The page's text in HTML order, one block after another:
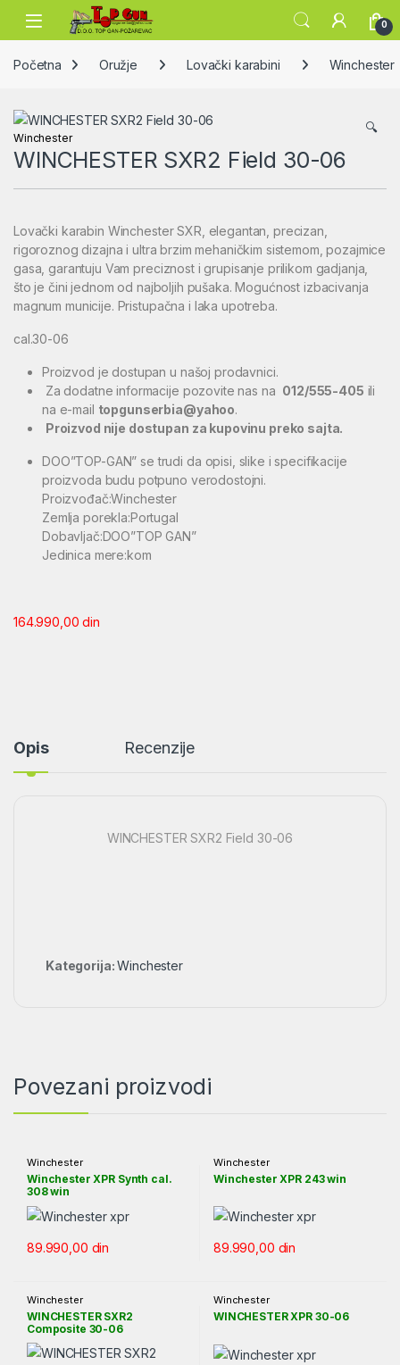
Skip to navigation
Skip to content
Open 0
Početna Oružje Lovački karabini Winchester
🔍
Winchester
WINCHESTER SXR2 Field 30-06
Lovački karabin Winchester SXR, elegantan, precizan,
rigoroznog dizajna i ultra brzim mehaničkim sistemom, pozajmice
gasa, garantuju Vam preciznost i grupisanje prilikom gadjanja,
što je čini jednom od najboljih pušaka. Mogućnost izbacivanja
magnum municije. Pristupačna i laka upotreba.
cal.30-06
Proizvod je dostupan u našoj prodavnici.
Za dodatne informacije pozovite nas na 012/555-405 ili
na e-mail topgunserbia@yahoo.
Proizvod nije dostupan za kupovinu preko sajta.
DOO”TOP-GAN” se trudi da opisi, slike i specifikacije
proizvoda budu potpuno verodostojni.
Proizvođač:Winchester
Zemlja porekla:Portugal
Dobavljač:DOO”TOP GAN”
Jedinica mere:kom
164.990,00din
Opis Recenzije
WINCHESTER SXR2 Field 30-06
Kategorija:Winchester
Povezani proizvodi
Winchester
Winchester XPR Synth cal.
308 win
89.990,00 din
Winchester
Winchester XPR 243 win
89.990,00 din
Winchester
WINCHESTER SXR2
Composite 30-06
Winchester
WINCHESTER XPR 30-06